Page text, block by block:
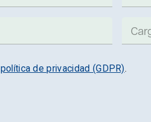
política de privacidad (GDPR).